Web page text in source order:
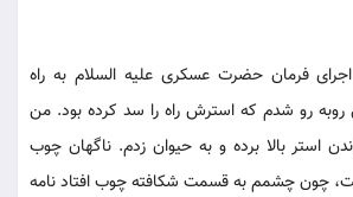
فرمان حضرت عسکری علیه السلام به راه
روبه رو شدم که استرش راه را سد کرده بود. من
استر بالا برده و به حیوان زدم. ناگهان چوب
چون چشمم به قسمت شکافته چوب افتاد نامه